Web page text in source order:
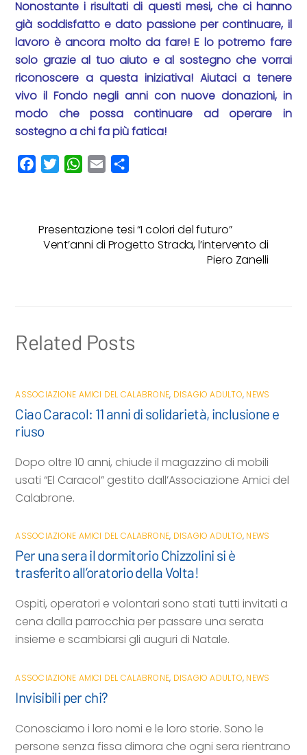
Nonostante i risultati di questi mesi, che ci hanno
già soddisfatto e dato passione per continuare, il
lavoro è ancora molto da fare! E lo potremo fare
solo grazie al tuo aiuto e al sostegno che vorrai
riconoscere a questa iniziativa! Aiutaci a tenere
vivo il Fondo negli anni con nuove donazioni, in
modo che possa continuare ad operare in
sostegno a chi fa più fatica!
b
t
e
W
s
A
l
i
v
Presentazione tesi “I colori del futuro”
Vent’anni di Progetto Strada, l’intervento di
Piero Zanelli
Related Posts
ASSOCIAZIONE AMICI DEL CALABRONE, DISAGIO ADULTO, NEWS
Ciao Caracol: 11 anni di solidarietà, inclusione e
riuso
Dopo oltre 10 anni, chiude il magazzino di mobili
usati “El Caracol” gestito dall’Associazione Amici del
Calabrone.
ASSOCIAZIONE AMICI DEL CALABRONE, DISAGIO ADULTO, NEWS
Per una sera il dormitorio Chizzolini si è
trasferito all’oratorio della Volta!
Ospiti, operatori e volontari sono stati tutti invitati a
cena dalla parrocchia per passare una serata
insieme e scambiarsi gli auguri di Natale.
ASSOCIAZIONE AMICI DEL CALABRONE, DISAGIO ADULTO, NEWS
Invisibili per chi?
Conosciamo i loro nomi e le loro storie. Sono le
persone senza fissa dimora che ogni sera rientrano